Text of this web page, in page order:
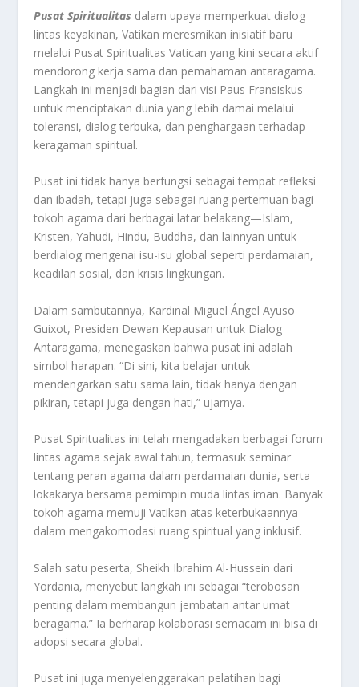
Pusat Spiritualitas dalam upaya memperkuat dialog
lintas keyakinan, Vatikan meresmikan inisiatif baru
melalui Pusat Spiritualitas Vatican yang kini secara aktif
mendorong kerja sama dan pemahaman antaragama.
Langkah ini menjadi bagian dari visi Paus Fransiskus
untuk menciptakan dunia yang lebih damai melalui
toleransi, dialog terbuka, dan penghargaan terhadap
keragaman spiritual.
Pusat ini tidak hanya berfungsi sebagai tempat refleksi
dan ibadah, tetapi juga sebagai ruang pertemuan bagi
tokoh agama dari berbagai latar belakang—Islam,
Kristen, Yahudi, Hindu, Buddha, dan lainnyan untuk
berdialog mengenai isu-isu global seperti perdamaian,
keadilan sosial, dan krisis lingkungan.
Dalam sambutannya, Kardinal Miguel Ángel Ayuso
Guixot, Presiden Dewan Kepausan untuk Dialog
Antaragama, menegaskan bahwa pusat ini adalah
simbol harapan. “Di sini, kita belajar untuk
mendengarkan satu sama lain, tidak hanya dengan
pikiran, tetapi juga dengan hati,” ujarnya.
Pusat Spiritualitas ini telah mengadakan berbagai forum
lintas agama sejak awal tahun, termasuk seminar
tentang peran agama dalam perdamaian dunia, serta
lokakarya bersama pemimpin muda lintas iman. Banyak
tokoh agama memuji Vatikan atas keterbukaannya
dalam mengakomodasi ruang spiritual yang inklusif.
Salah satu peserta, Sheikh Ibrahim Al-Hussein dari
Yordania, menyebut langkah ini sebagai “terobosan
penting dalam membangun jembatan antar umat
beragama.” Ia berharap kolaborasi semacam ini bisa di
adopsi secara global.
Pusat ini juga menyelenggarakan pelatihan bagi